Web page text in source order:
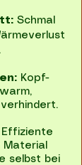
Schmal
Kopf-
Effiziente
Material
selbst bei